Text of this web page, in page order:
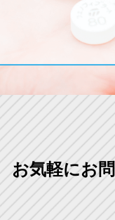
お気軽にお